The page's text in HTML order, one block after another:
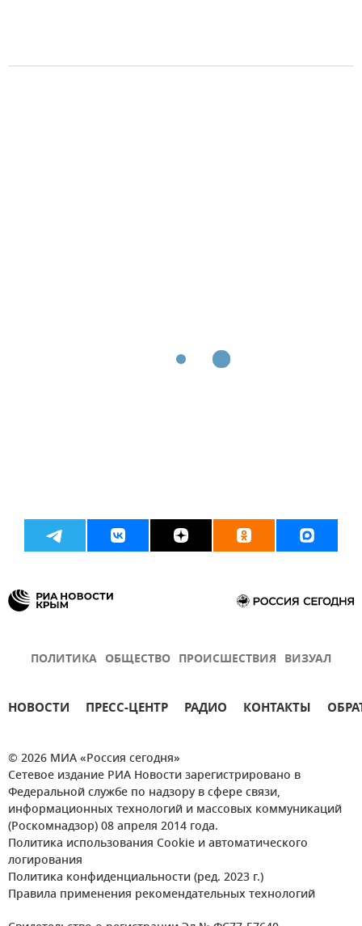
ПОЛИТИКА ОБЩЕСТВО ПРОИСШЕСТВИЯ ВИЗУАЛ
НОВОСТИ ПРЕСС-ЦЕНТР РАДИО КОНТАКТЫ
© 2026 МИА «Россия сегодня»
Сетевое издание РИА Новости зарегистрировано в
Федеральной службе по надзору в сфере связи,
информационных технологий и массовых коммуникаций
(Роскомнадзор) 08 апреля 2014 года.
Политика использования Cookie и автоматического
логирования
Политика конфиденциальности (ред. 2023 г.)
Правила применения рекомендательных технологий